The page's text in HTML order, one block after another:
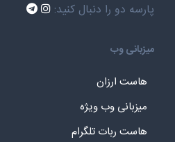
پارسه دو را دنبال کنید:
میزبانی وب
هاست ارزان
میزبانی وب ویژه
هاست ربات تلگرام